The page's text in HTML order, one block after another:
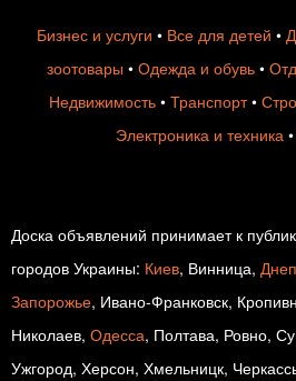
Бизнес и услуги • Все для детей •
зоотовары • Одежда и обувь •
Недвижимость• Транспорт•
Электроника и техника •
Доска объявлений принимает к
городов Украины: Киев, Винница,
Запорожье, Ивано-Франковск,
Николаев, Одесса, Полтава, Ровно,
Ужгород, Херсон, Хмельницк,